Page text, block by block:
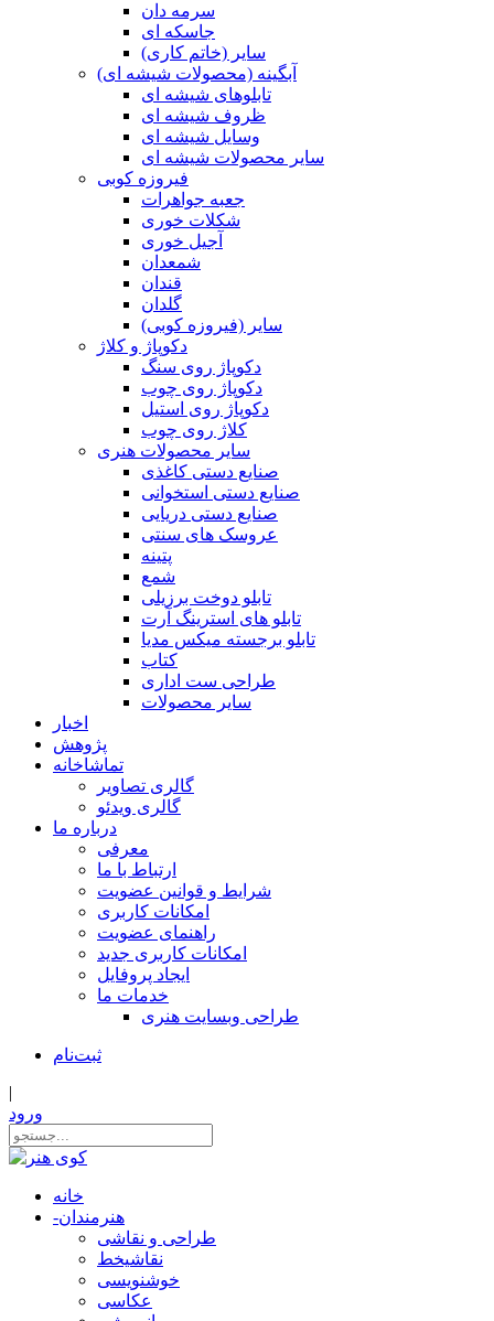
سرمه دان
جاسکه ای
سایر (خاتم کاری)
آبگینه (محصولات شیشه ای)
تابلوهای شیشه ای
ظروف شیشه ای
وسایل شیشه ای
سایر محصولات شیشه ای
فیروزه کوبی
جعبه جواهرات
شکلات خوری
آجیل خوری
شمعدان
قندان
گلدان
سایر (فیروزه کوبی)
دکوپاژ و کلاژ
دکوپاژ روی سنگ
دکوپاژ روی چوب
دکوپاژ روی استیل
کلاژ روی چوب
سایر محصولات هنری
صنایع دستی کاغذی
صنایع دستی استخوانی
صنایع دستی دریایی
عروسک های سنتی
پتینه
شمع
تابلو دوخت برزیلی
تابلو های استرینگ آرت
تابلو برجسته میکس مدیا
کتاب
طراحی ست اداری
سایر محصولات
اخبار
پژوهش
تماشاخانه
گالری تصاویر
گالری ویدئو
درباره ما
معرفی
ارتباط با ما
شرایط و قوانین عضویت
امکانات کاربری
راهنمای عضویت
امکانات کاربری جدید
ایجاد پروفایل
خدمات ما
طراحی وبسایت هنری
ثبت‌نام
|
ورود
خانه
-هنرمندان
طراحی و نقاشی
نقاشیخط
خوشنویسی
عکاسی